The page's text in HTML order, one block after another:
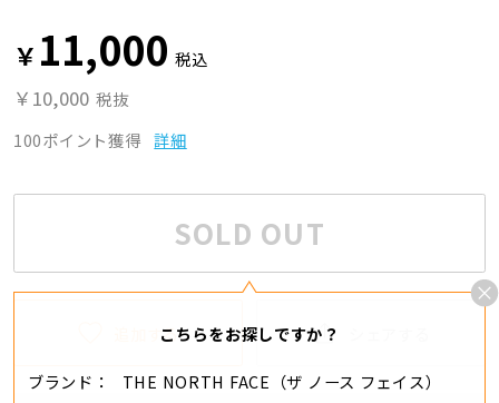
￥ 11,000 税込
￥10,000 税抜
100ポイント獲得 詳細
SOLD OUT
こちらをお探しですか？
ブランド
THE NORTH FACE（ザ ノース フェイス）
追加する